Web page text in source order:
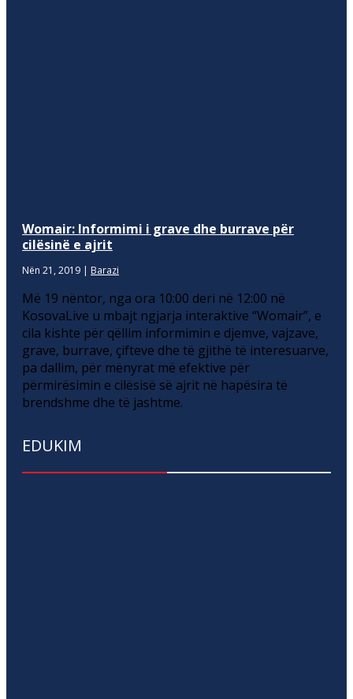
Womair: Informimi i grave dhe burrave për
cilësinë e ajrit
Nën 21, 2019 | Barazi
Më 19 nëntor, nga ora 10:00 deri në 12:00 në
KosovaLive u mbajt ngjarja interaktive “Womair”, e
cila kishte për qëllim informimin e djemve, vajzave,
grave, burrave, çifteve dhe të gjithë të interesuarve,
pa dallim, për mënyrat më efektive për
përmirësimin e cilësisë së ajrit në hapësira të
brendshme dhe të jashtme.
EDUKIM